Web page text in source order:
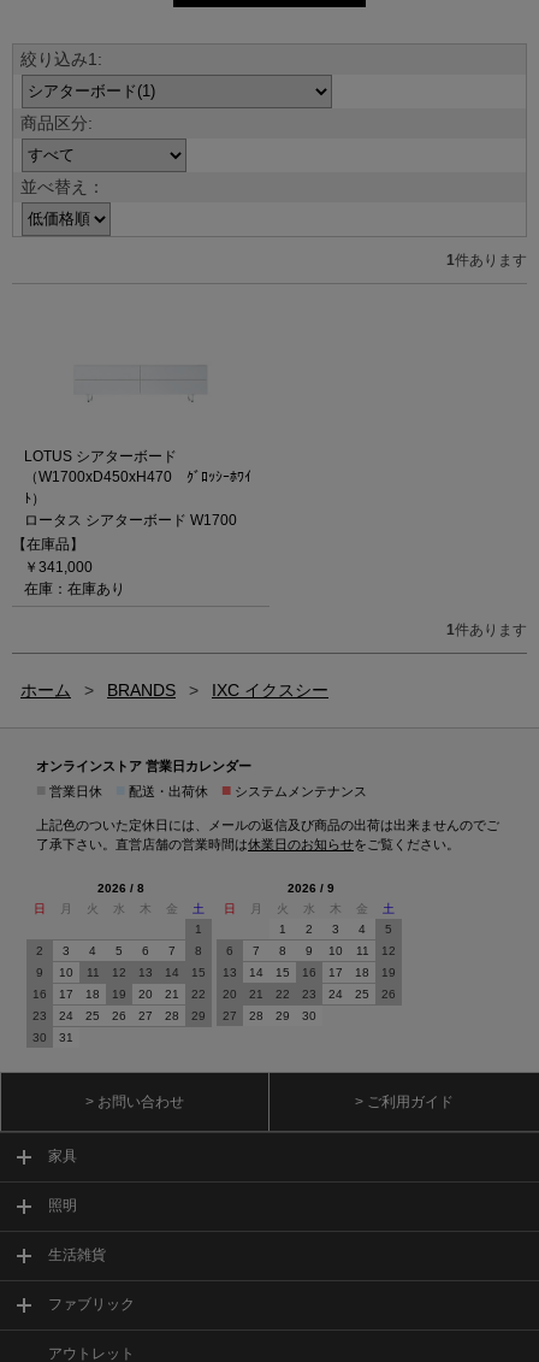
並べ替え：
1件あります
LOTUS シアターボード
（W1700xD450xH470 ｸﾞﾛｯｼｰﾎﾜｲ
ﾄ）
ロータス シアターボード W1700
【在庫品】
￥341,000
在庫：在庫あり
1件あります
ホーム > BRANDS > IXC イクスシー
オンラインストア 営業日カレンダー
営業日休 配送・出荷休 ■ システムメンテナンス
上記色のついた定休日には、メールの返信及び商品の出荷は出来ませんのでご
了承下さい。直営店舗の営業時間は休業日のお知らせをご覧ください。
2026 / 8
日
月 火 水 木 金
土
1
2
3 4 5 6 7
8
9
10 11 12 13 14
15
16
17 18 19 20 21
22
23
24 25 26 27 28
29
30
31
2026 / 9
日
月 火 水 木 金
土
1
2 3 4
5
6
7 8 9 10 11
12
13
14 15 16 17 18
19
20
21 22 23 24 25
26
27
28 29 30
> お問い合わせ > ご利用ガイド
家具
照明
生活雑貨
ファブリック
アウトレット